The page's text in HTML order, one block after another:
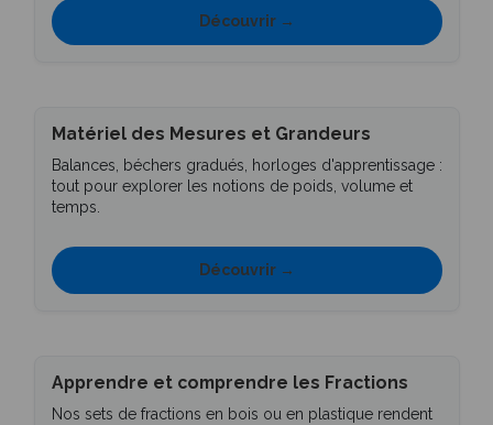
Découvrir →
Matériel des Mesures et Grandeurs
Balances, béchers gradués, horloges d'apprentissage :
tout pour explorer les notions de poids, volume et
temps.
Découvrir →
Apprendre et comprendre les Fractions
Nos sets de fractions en bois ou en plastique rendent